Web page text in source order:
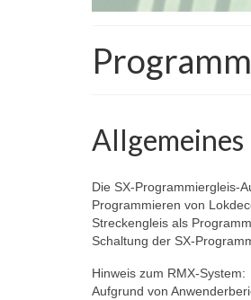
Allgemeines
Die SX-Programmiergleis-
Programmieren von
Streckengleis als
Schaltung der SX-
Hinweis zum RMX-System:
Aufgrund von